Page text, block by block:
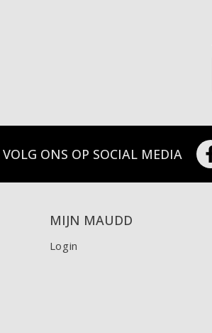
VOLG ONS OP SOCIAL MEDIA
MIJN MAUDD
Login